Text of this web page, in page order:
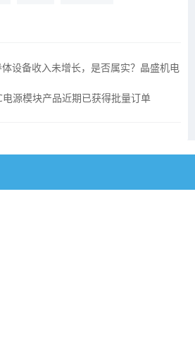
设备收入未增长，是否属实？晶盛机电
电源模块产品近期已获得批量订单